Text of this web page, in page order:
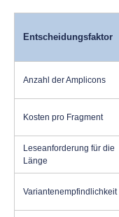
Entscheidungsfaktor
Anzahl der Amplicons
Kosten pro Fragment
Leseanforderung für die
Länge
Variantenempfindlichkeit